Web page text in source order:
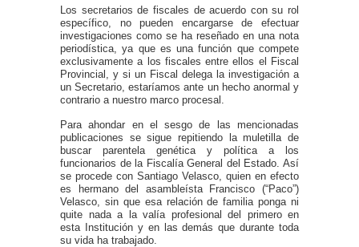
Los secretarios de fiscales de acuerdo con su rol
específico, no pueden encargarse de efectuar
investigaciones como se ha reseñado en una nota
periodística, ya que es una función que compete
exclusivamente a los fiscales entre ellos el Fiscal
Provincial, y si un Fiscal delega la investigación a
un Secretario, estaríamos ante un hecho anormal y
contrario a nuestro marco procesal.
Para ahondar en el sesgo de las mencionadas
publicaciones se sigue repitiendo la muletilla de
buscar parentela genética y política a los
funcionarios de la Fiscalía General del Estado. Así
se procede con Santiago Velasco, quien en efecto
es hermano del asambleísta Francisco (“Paco”)
Velasco, sin que esa relación de familia ponga ni
quite nada a la valía profesional del primero en
esta Institución y en las demás que durante toda
su vida ha trabajado.